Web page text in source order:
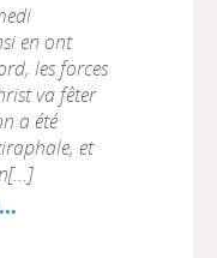
en ont
les forces
va fêter
a été
et